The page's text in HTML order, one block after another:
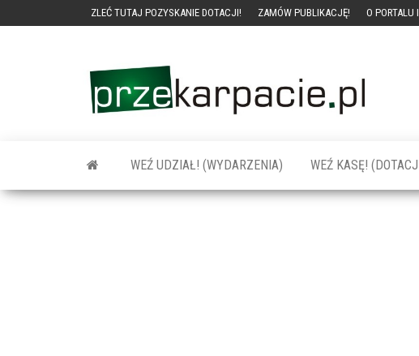
ZLEĆ TUTAJ POZYSKANIE DOTACJI! ZAMÓW PUBLIKACJĘ! O PORTALU
firm
WEŹ UDZIAŁ! (WYDARZENIA) WEŹ KASĘ!